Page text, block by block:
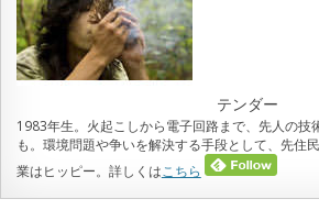
テンダー
1983年生。火起こしから電子回路まで、先人の技
も。環境問題や争いを解決する手段として、先住
業はヒッピー。詳しくはこちら